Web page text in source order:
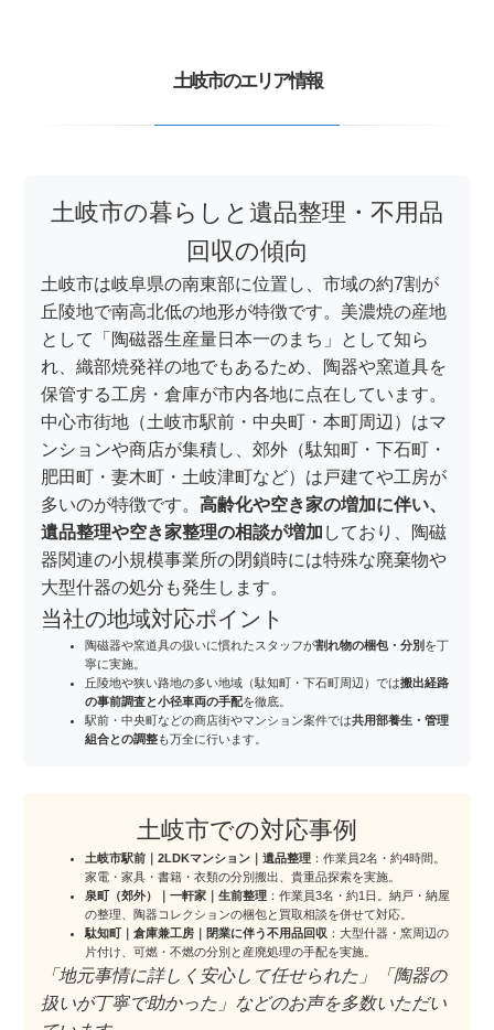
土岐市のエリア情報
土岐市の暮らしと遺品整理・不用品
回収の傾向
土岐市は岐阜県の南東部に位置し、市域の約7割が
丘陵地で南高北低の地形が特徴です。美濃焼の産地
として「陶磁器生産量日本一のまち」として知ら
れ、織部焼発祥の地でもあるため、陶器や窯道具を
保管する工房・倉庫が市内各地に点在しています。
中心市街地（土岐市駅前・中央町・本町周辺）はマ
ンションや商店が集積し、郊外（駄知町・下石町・
肥田町・妻木町・土岐津町など）は戸建てや工房が
多いのが特徴です。 高齢化や空き家の増加に伴い、
遺品整理や空き家整理の相談が増加 しており、陶磁
器関連の小規模事業所の閉鎖時には特殊な廃棄物や
大型什器の処分も発生します。
当社の地域対応ポイント
陶磁器や窯道具の扱いに慣れたスタッフが割れ物の梱包・分別 を丁
寧に実施。
丘陵地や狭い路地の多い地域（駄知町・下石町周辺）では搬出経路
の事前調査と小径車両の手配を徹底。
駅前・中央町などの商店街やマンション案件では共用部養生・管理
組合との調整も万全に行います。
土岐市での対応事例
土岐市駅前｜2LDKマンション｜遺品整理 ：作業員2名・約4時間。
家電・家具・書籍・衣類の分別搬出、貴重品探索を実施。
泉町（郊外）｜一軒家｜生前整理 ：作業員3名・約1日。納戸・納屋
の整理、陶器コレクションの梱包と買取相談を併せて対応。
駄知町｜倉庫兼工房｜閉業に伴う不用品回収 ：大型什器・窯周辺の
片付け、可燃・不燃の分別と産廃処理の手配を実施。
「地元事情に詳しく安心して任せられた」「陶器の
扱いが丁寧で助かった」などのお声を多数いただい